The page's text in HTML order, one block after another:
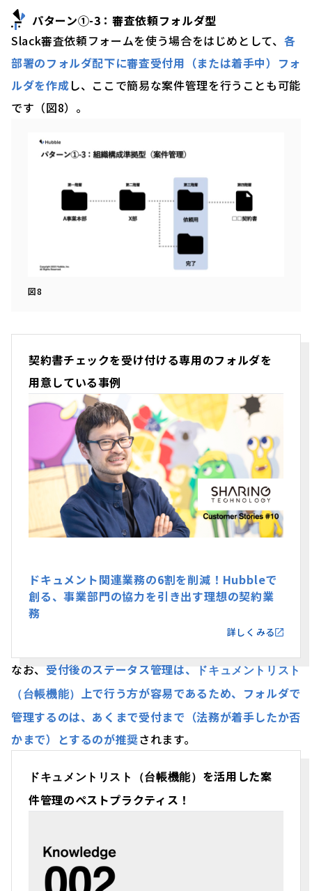
パターン①-3：審査依頼フォルダ型
Slack審査依頼フォームを使う場合をはじめとして、 各
部署のフォルダ配下に審査受付用（または着手中）フォ
ルダを作成し、ここで簡易な案件管理を行うことも可能
です（図8）。
図8
契約書チェックを受け付ける専用のフォルダを
用意している事例
ドキュメント関連業務の6割を削減！Hubbleで
創る、事業部門の協力を引き出す理想の契約業
務
詳しくみる
なお、 受付後のステータス管理は、
ドキュメントリスト
（台帳機能） 上で行う方が容易であるため、フォルダで
管理するのは、あくまで受付まで（法務が着手したか否
かまで）とするのが推奨されます。
ドキュメントリスト（台帳機能） を活用した案
件管理のペストプラクティス！